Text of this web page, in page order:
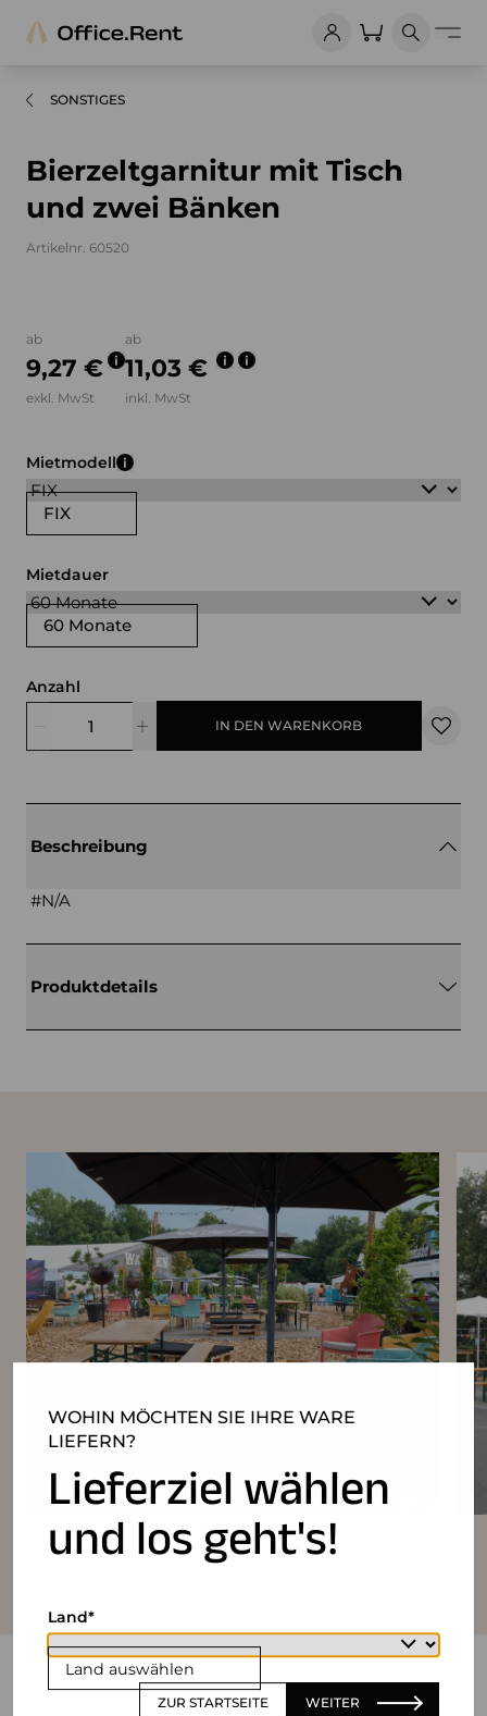
WOHIN MÖCHTEN SIE IHRE WARE
LIEFERN?
Lieferziel wählen
und los geht's!
Land auswählen
Land
ZUR STARTSEITE WEITER
SONSTIGES
Bierzeltgarnitur mit Tisch
und zwei Bänken
Artikelnr. 60520
ab
9,27 €
exkl. MwSt
ab
11,03 €
inkl. MwSt
FIX
Mietmodell
60 Monate
Mietdauer
Anzahl
IN DEN WARENKORB
Beschreibung
#N/A
Produktdetails